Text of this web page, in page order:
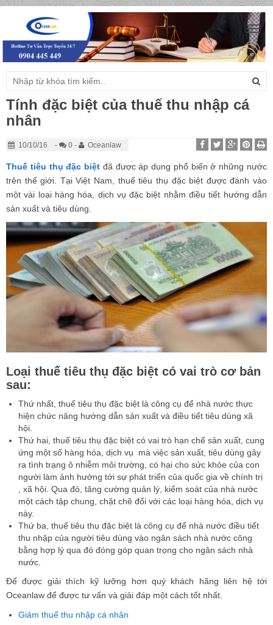
Tính đặc biệt của thuế thu nhập cá
nhân
10/10/16 - 0 - Oceanlaw
Thuế tiêu thụ đặc biệt đã được áp dụng phổ biến ở những nước
trên thế giới. Tại Việt Nam, thuế tiêu thụ đặc biệt được đánh vào
một vài loại hàng hóa, dịch vụ đặc biệt nhằm điều tiết hướng dẫn
sản xuất và tiêu dùng.
Loại thuế tiêu thụ đặc biệt có vai trò cơ bản
sau:
Thứ nhất, thuế tiêu thụ đặc biệt là công cụ để nhà nước thực
hiện chức năng hướng dẫn sản xuất và điều tiết tiêu dùng xã
hội.
Thứ hai, thuế tiêu thụ đặc biệt có vai trò hạn chế sản xuất, cung
ứng một số hàng hóa, dịch vụ mà việc sản xuất, tiêu dùng gây
ra tình trạng ô nhiễm môi trường, có hại cho sức khỏe của con
người làm ảnh hưởng tới sự phát triển của quốc gia về chính trị
, xã hội. Qua đó, tăng cường quản lý, kiểm soát của nhà nước
một cách tập chung, chặt chẽ đối với các loại hàng hóa, dịch vụ
này.
Thứ ba, thuế tiêu thụ đặc biệt là công cụ để nhà nước điều tiết
thu nhập của người tiêu dùng vào ngân sách nhà nước công
bằng hợp lý qua đó đóng góp quan trọng cho ngân sách nhà
nước.
Để được giải thích kỹ lưỡng hơn quý khách hãng liên hệ tới
Oceanlaw để được tư vấn và giải đáp một cách tốt nhất.
Giảm thuế thu nhập cá nhân